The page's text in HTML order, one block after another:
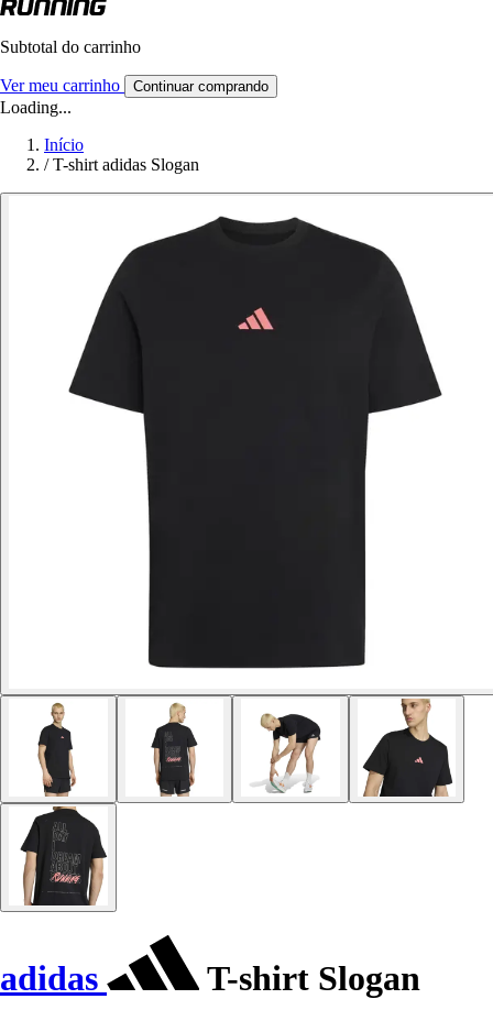
Subtotal do carrinho
Ver meu carrinho Continuar comprando
Loading...
Início
/ T-shirt adidas Slogan
adidas T-shirt Slogan